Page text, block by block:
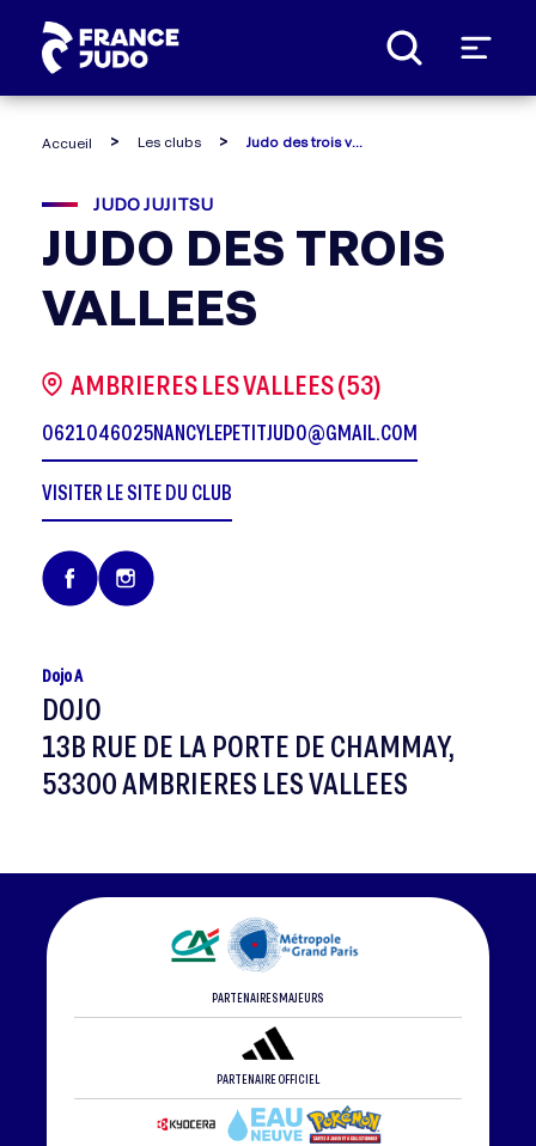
Accueil Les clubs Judo des trois vallees
JUDO JUJITSU
JUDO DES TROIS
VALLEES
AMBRIERES LES VALLEES (53)
0621046025NANCYLEPETITJUDO@GMAIL.COM
VISITER LE SITE DU CLUB
Dojo A
DOJO
13B RUE DE LA PORTE DE CHAMMAY,
53300 AMBRIERES LES VALLEES
PARTENAIRES MAJEURS
PARTENAIRE OFFICIEL